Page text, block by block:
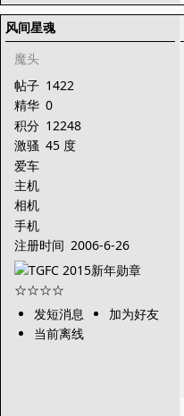
风间星魂
魔头
帖子 1422
精华 0
积分 12248
激骚 45 度
爱车
主机
相机
手机
注册时间 2006-6-26
发短消息
加为好友
当前离线